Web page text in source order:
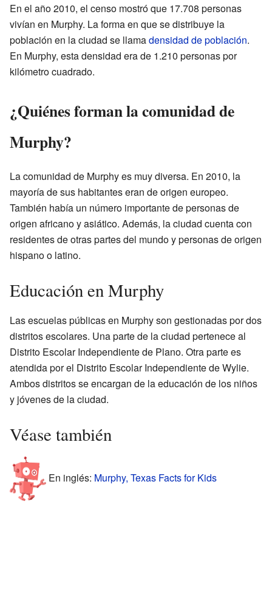
En el año 2010, el censo mostró que 17.708 personas
vivían en Murphy. La forma en que se distribuye la
población en la ciudad se llamadensidad de población.
En Murphy, esta densidad era de 1.210 personas por
kilómetro cuadrado.
¿Quiénes forman la comunidad de
Murphy?
La comunidad de Murphy es muy diversa. En 2010, la
mayoría de sus habitantes eran de origen europeo.
También había un número importante de personas de
origen africano y asiático. Además, la ciudad cuenta con
residentes de otras partes del mundo y personas de origen
hispano o latino.
Educación en Murphy
Las escuelas públicas en Murphy son gestionadas por dos
distritos escolares. Una parte de la ciudad pertenece al
Distrito Escolar Independiente de Plano. Otra parte es
atendida por el Distrito Escolar Independiente de Wylie.
Ambos distritos se encargan de la educación de los niños
y jóvenes de la ciudad.
Véase también
En inglés: Murphy, Texas Facts for Kids